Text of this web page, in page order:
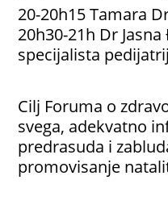
20-20h15 Tamara
20h30-21h Dr
specijalista
Cilj Foruma o
svega, adekvatno
predrasuda i
promovisanje